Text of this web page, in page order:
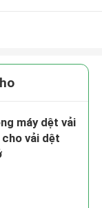
máy dệt vải
vải dệt